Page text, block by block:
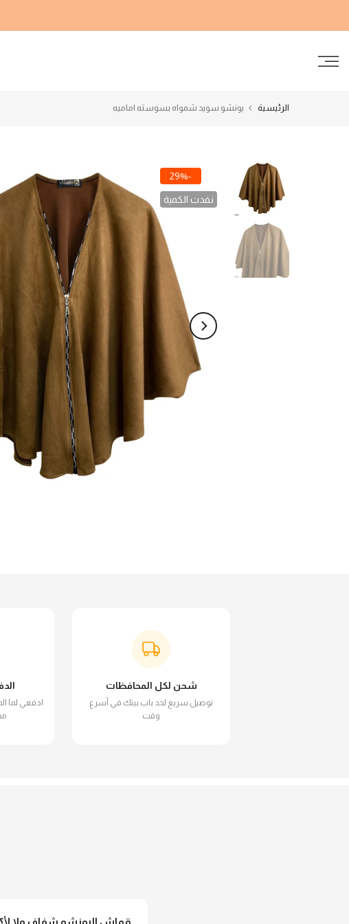
إلى
الرئيسية بونشو سويد شمواه بسوسته اماميه
-29%
نفدت الكمية
شحن لكل المحافظات
توصيل سريع لحد باب بيتك في أسرع
وقت
ادفعي لما
قماش البونشو شفاف ولا لأ؟